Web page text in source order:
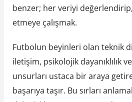
benzer; her veriyi
etmeye çalışmak.
Futbolun beyinleri olan teknik
iletişim, psikolojik dayanıklılık
unsurları ustaca bir araya
başarıya taşır. Bu sırları